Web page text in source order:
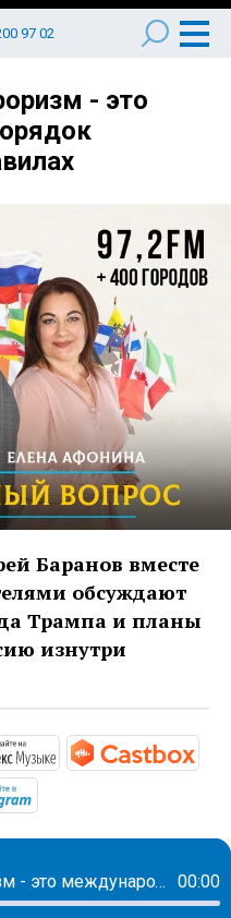
97 02
- это
Баранов вместе
обсуждают
Трампа и планы
изнутри
ru/
https://
Политический терроризм - это международный порядок основанный на правилах 00:00